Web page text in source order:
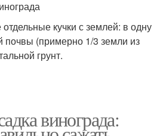
кучки с землей: в одну
почвы (примерно 1/3 земли из
грунт.
винограда: